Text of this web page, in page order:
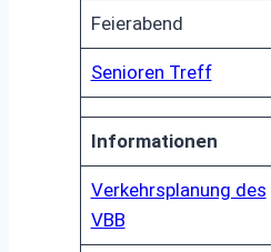
Feierabend
Senioren Treff
Informationen
Verkehrsplanung des
VBB